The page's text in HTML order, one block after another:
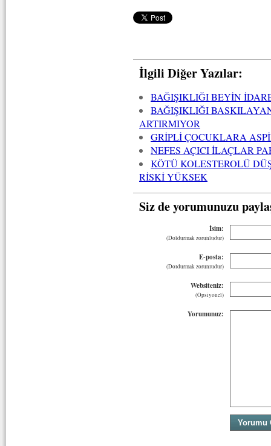
İlgili Diğer Yazılar:
BAĞIŞIKLIĞI BEYİN
BAĞIŞIKLIĞI
ARTIRMIYOR
GRİPLİ ÇOCUKLARA
NEFES AÇICI İLAÇLAR
KÖTÜ KOLESTEROLÜ
RİSKİ YÜKSEK
Siz de yorumunuzu
İsim:
(Doldurmak zorunludur)
E-posta:
(Doldurmak zorunludur)
Websiteniz:
(Opsiyonel)
Yorumunuz: